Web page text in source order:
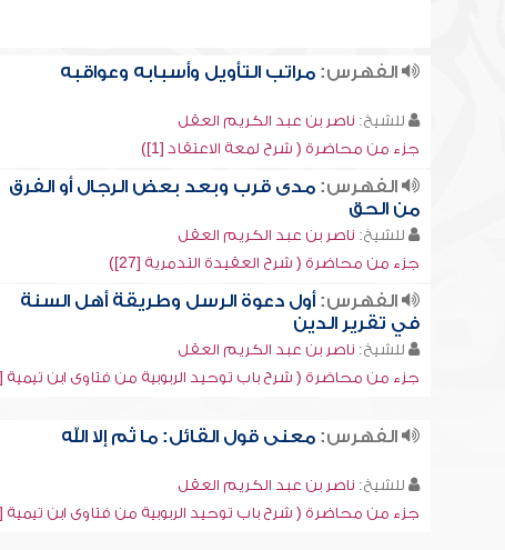
الفهرس:مراتب التأويل وأسبابه وعواقبه
للشيخ: ناصر بن عبد الكريم العقل
جزء من محاضرة ( شرح لمعة الاعتقاد [1])
الفهرس:مدى قرب وبعد بعض الرجال أو الفرق
من الحق
للشيخ: ناصر بن عبد الكريم العقل
جزء من محاضرة ( شرح العقيدة التدمرية [27])
الفهرس:أول دعوة الرسل وطريقة أهل السنة
في تقرير الدين
للشيخ: ناصر بن عبد الكريم العقل
جزء من محاضرة ( شرح باب توحيد الربوبية من فتاوى ابن تيمية
الفهرس:معنى قول القائل: ما ثم إلا الله
للشيخ: ناصر بن عبد الكريم العقل
جزء من محاضرة ( شرح باب توحيد الربوبية من فتاوى ابن تيمية